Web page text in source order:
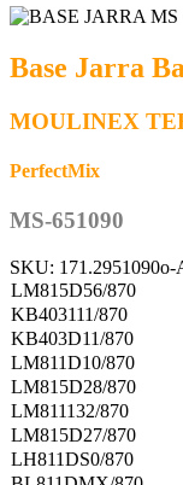
Base Jarra
MOULINEX
PerfectMix
MS-651090
SKU: 171.2951090o-
LM815D56/870
KB403111/870
KB403D11/870
LM811D10/870
LM815D28/870
LM811132/870
LM815D27/870
LH811DS0/870